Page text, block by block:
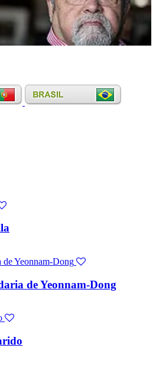
de Yeonnam-Dong